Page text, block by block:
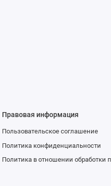
Правовая информация
Пользовательское соглашение
Политика конфиденциальности
Политика в отношении обработки